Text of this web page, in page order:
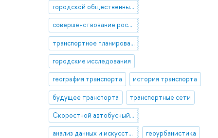
городской общественный транспорт
совершенствование российского транспортного законодательства
транспортное планирование
городские исследования
география транспорта история транспорта
будущее транспорта транспортные сети
Скоростной автобусный транспорт (BRT)
анализ данных и искусственный интеллект геоурбанистика